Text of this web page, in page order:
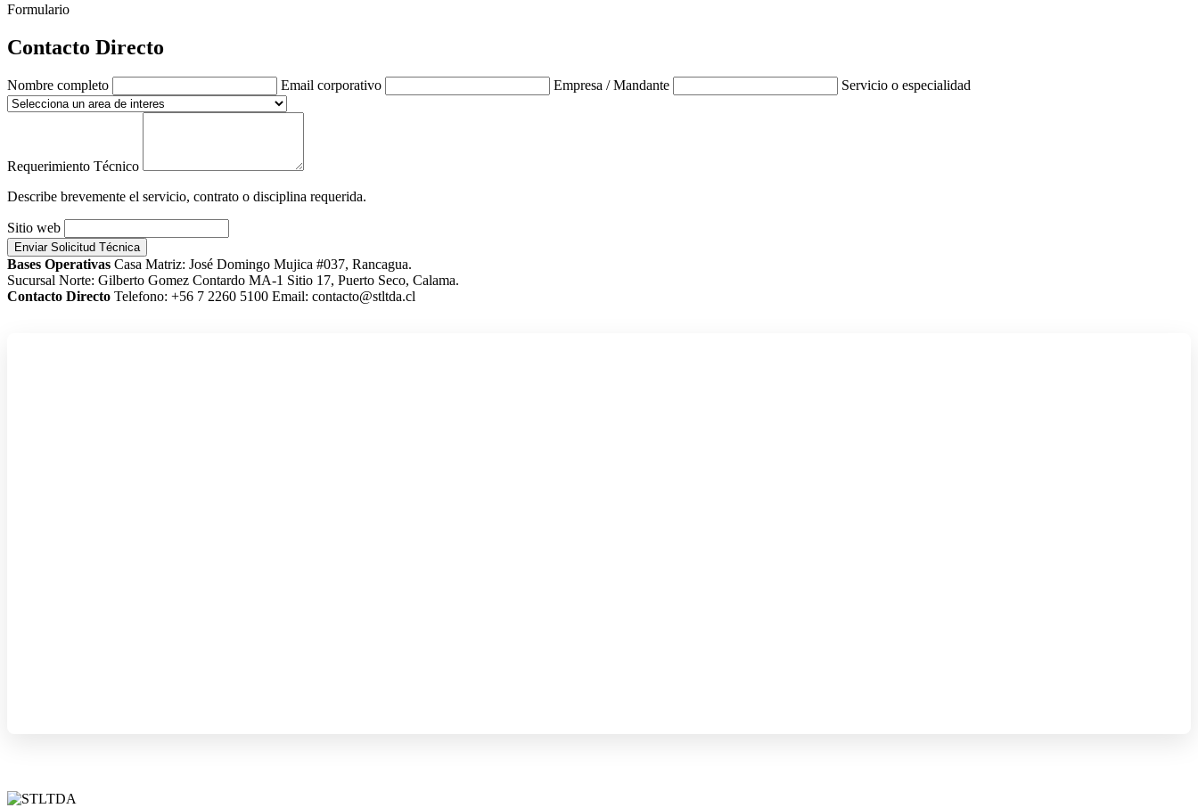
Formulario
Contacto Directo
Nombre completo Email corporativo Empresa / Mandante Servicio o especialidad
Requerimiento Técnico
Describe brevemente el servicio, contrato o disciplina requerida.
Sitio web
Enviar Solicitud Técnica
Bases Operativas Casa Matriz: José Domingo Mujica #037, Rancagua.
Sucursal Norte: Gilberto Gomez Contardo MA-1 Sitio 17, Puerto Seco, Calama.
Contacto Directo Telefono: +56 7 2260 5100 Email: contacto@stltda.cl